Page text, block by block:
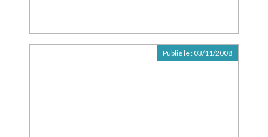
Publié le : 03/11/2008